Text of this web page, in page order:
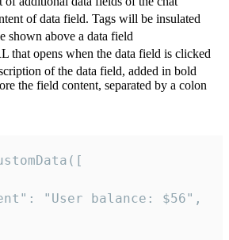
of data field. Tags will be insulated
shown above a data field
that opens when the data field is clicked
of the data field, added in bold
the field content, separated by a colon
"User balance: $56",